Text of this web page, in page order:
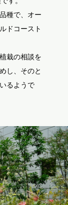
種で、オー
ドコースト
栽の相談を
し、そのと
るようで